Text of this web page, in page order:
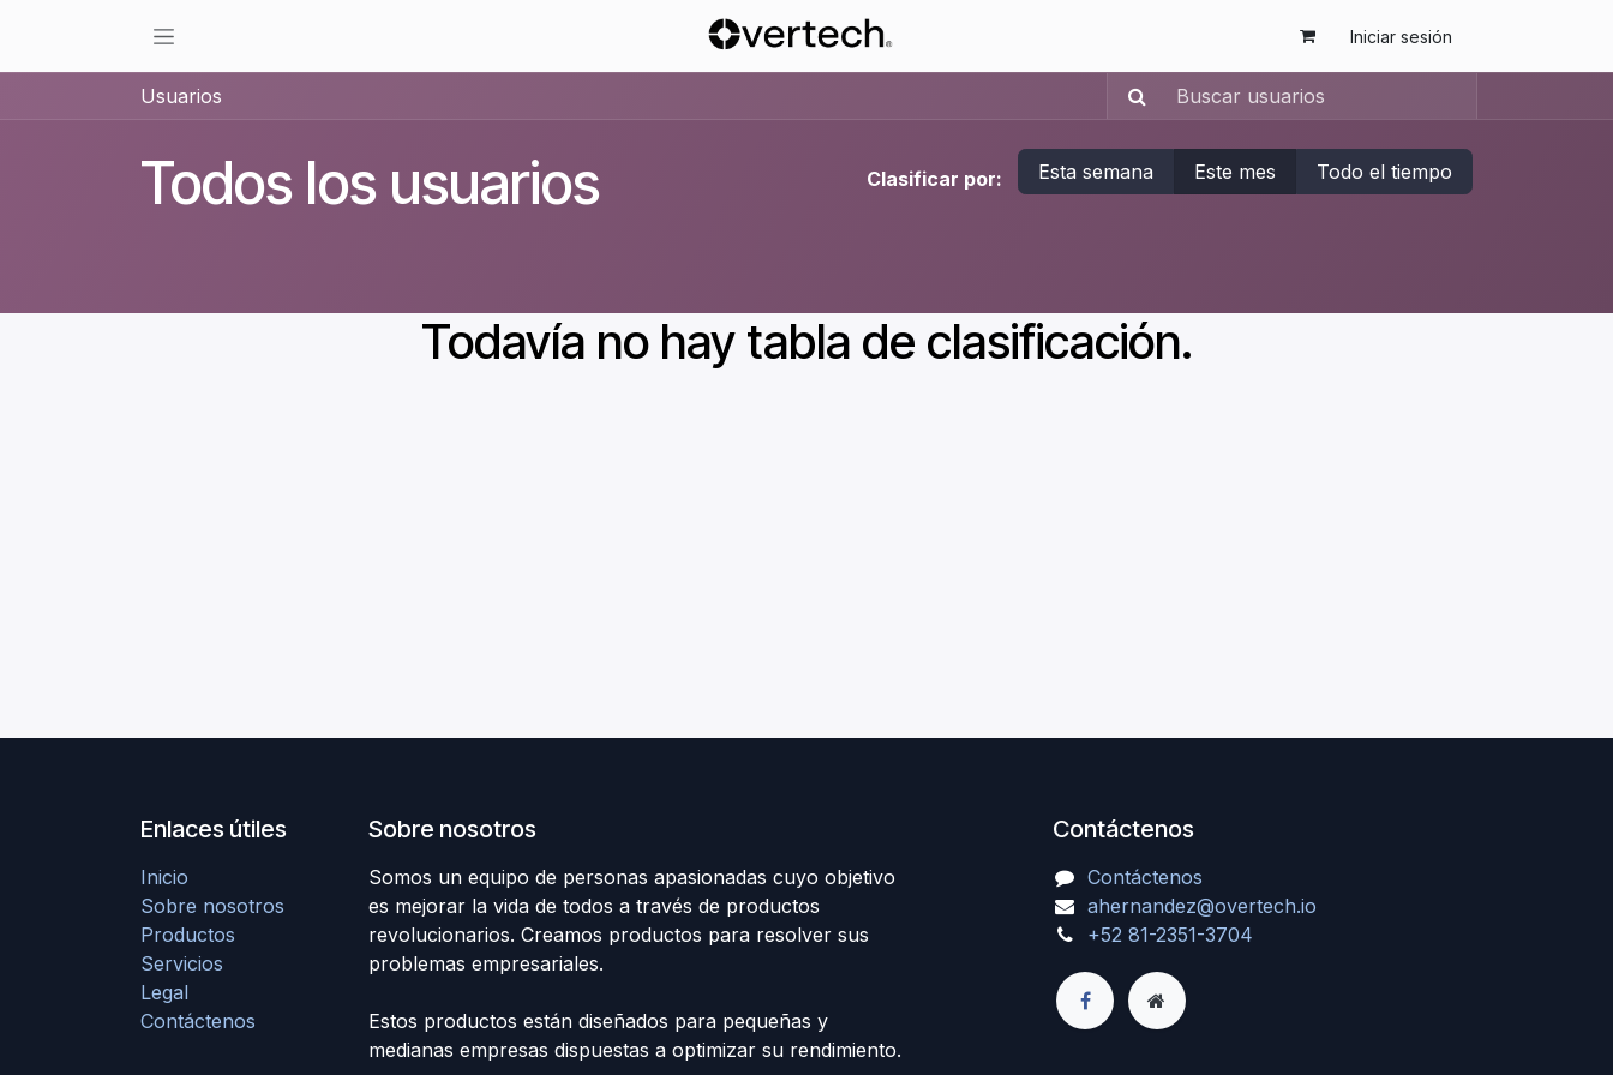
Iniciar sesión
Usuarios
Todos los usuarios Clasificar por: Esta semana Este mes Todo el tiempo
Todavía no hay tabla de clasificación.
Enlaces útiles
Inicio
Sobre nosotros
Productos
Servicios
Legal
Contáctenos
Sobre nosotros
Somos un equipo de personas apasionadas cuyo objetivo
es mejorar la vida de todos a través de productos
revolucionarios. Creamos productos para resolver sus
problemas empresariales.
Estos productos están diseñados para pequeñas y
medianas empresas dispuestas a optimizar su rendimiento.
Contáctenos
Contáctenos
ahernandez@overtech.io
+52 81-2351-3704